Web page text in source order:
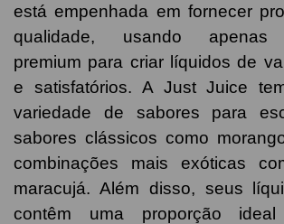
está empenhada em fornecer
qualidade, usando apenas
premium para criar líquidos de
e satisfatórios. A Just Juice
variedade de sabores para
sabores clássicos como
combinações mais exóticas
maracujá. Além disso, seus
contêm uma proporção